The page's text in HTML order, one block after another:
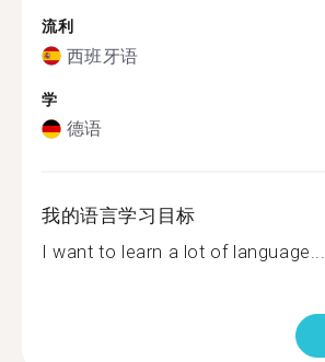
流利
西班牙语
学
德语
我的语言学习目标
I want to learn a lot of language...